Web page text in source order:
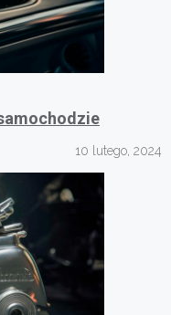
10 lutego, 2024